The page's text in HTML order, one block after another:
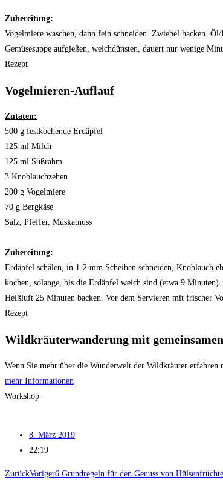
Zubereitung:
Vogelmiere waschen, dann fein schneiden. Zwiebel hacken.
Gemüsesuppe aufgießen, weichdünsten, dauert nur wenige
Rezept
Vogelmieren-Auflauf
Zutaten:
500 g festkochende Erdäpfel
125 ml Milch
125 ml Süßrahm
3 Knoblauchzehen
200 g Vogelmiere
70 g Bergkäse
Salz, Pfeffer, Muskatnuss
Zubereitung:
Erdäpfel schälen, in 1-2 mm Scheiben schneiden, Knoblauch
kochen, solange, bis die Erdäpfel weich sind (etwa 9
Heißluft 25 Minuten backen. Vor dem Servieren mit frischer
Rezept
Wildkräuterwanderung mit
Wenn Sie mehr über die Wunderwelt der Wildkräuter
mehr Informationen
Workshop
8. März 2019
22:19
ZurückVoriger6 Grundregeln für den Genuss von